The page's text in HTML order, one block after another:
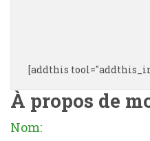
[addthis
À propos de
Nom: